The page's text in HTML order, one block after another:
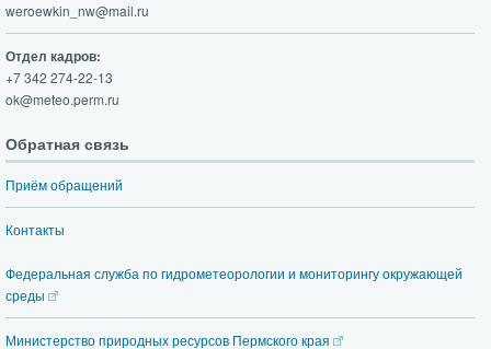
weroewkin_nw@mail.ru
Отдел кадров:
+7 342 274-22-13
ok@meteo.perm.ru
Обратная связь
Приём обращений
Контакты
Федеральная служба по гидрометеорологии и мониторингу окружающей
среды
Министерство природных ресурсов Пермского края